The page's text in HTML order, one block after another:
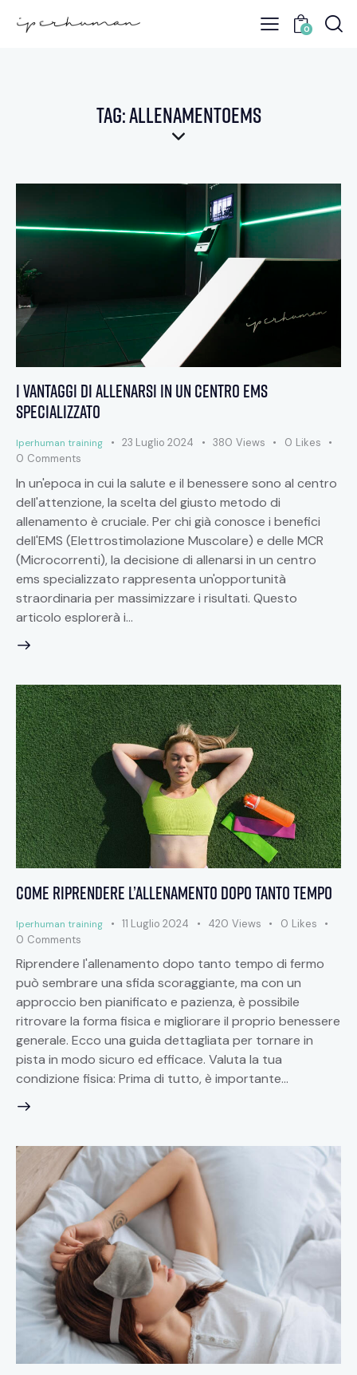
0
Tag: allenamentoems
I vantaggi di allenarsi in un centro ems
specializzato
Iperhuman training 23 Luglio 2024 380 Views 0 Likes
0 Comments
In un'epoca in cui la salute e il benessere sono al centro
dell'attenzione, la scelta del giusto metodo di
allenamento è cruciale. Per chi già conosce i benefici
dell'EMS (Elettrostimolazione Muscolare) e delle MCR
(Microcorrenti), la decisione di allenarsi in un centro
ems specializzato rappresenta un'opportunità
straordinaria per massimizzare i risultati. Questo
articolo esplorerà i…
Come riprendere l’allenamento dopo tanto tempo
Iperhuman training 11 Luglio 2024 420 Views 0 Likes
0 Comments
Riprendere l'allenamento dopo tanto tempo di fermo
può sembrare una sfida scoraggiante, ma con un
approccio ben pianificato e pazienza, è possibile
ritrovare la forma fisica e migliorare il proprio benessere
generale. Ecco una guida dettagliata per tornare in
pista in modo sicuro ed efficace. Valuta la tua
condizione fisica: Prima di tutto, è importante…